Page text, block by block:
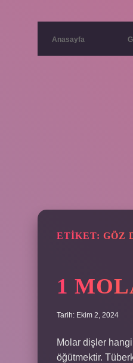
Anasayfa
ETIKET: GÖZ
1
Tarih: Ekim 2, 2024
Molar dişler
öğütmektir.